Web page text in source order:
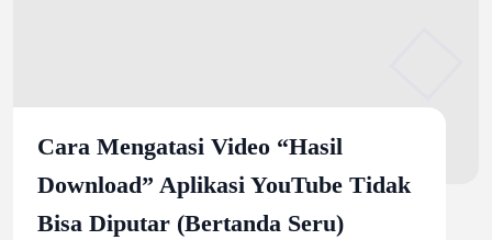
Cara Mengatasi Video “Hasil
Download” Aplikasi YouTube Tidak
Bisa Diputar (Bertanda Seru)